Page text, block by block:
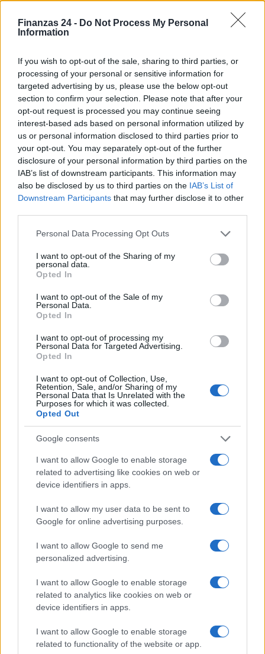
Finanzas 24 - Do Not Process My Personal
Information
If you wish to opt-out of the sale, sharing to third parties, or
processing of your personal or sensitive information for
targeted advertising by us, please use the below opt-out
section to confirm your selection. Please note that after your
opt-out request is processed you may continue seeing
interest-based ads based on personal information utilized by
us or personal information disclosed to third parties prior to
your opt-out. You may separately opt-out of the further
disclosure of your personal information by third parties on the
IAB’s list of downstream participants. This information may
also be disclosed by us to third parties on the IAB’s List of
Downstream Participants that may further disclose it to other
Please note that this website/app uses one or more Google
not limited to your visit or usage behaviour. You may click to
grant or deny consent to Google and its third-party tags to
use your data for below specified purposes in below Google
consent section.
Personal Data Processing Opt Outs
I want to opt-out of the Sharing of my
personal data.
Opted In
I want to opt-out of the Sale of my
Personal Data.
Opted In
I want to opt-out of processing my
Personal Data for Targeted Advertising.
Opted In
I want to opt-out of Collection, Use,
Retention, Sale, and/or Sharing of my
Personal Data that Is Unrelated with the
Purposes for which it was collected.
Opted Out
Google consents
I want to allow Google to enable storage
related to advertising like cookies on web or
device identifiers in apps.
I want to allow my user data to be sent to
Google for online advertising purposes.
I want to allow Google to send me
personalized advertising.
I want to allow Google to enable storage
related to analytics like cookies on web or
device identifiers in apps.
I want to allow Google to enable storage
related to functionality of the website or app.
Edgar Gilberto Fabris Contreras capturado por fraude de 621
mil dólares en inversiones digitales
Diego Martín · 7 Ago 2026
Criptomonedas en 2026: análisis de su evolución y perspectivas
futuras
Diego Martín · 7 Ago 2026
FINANZAS
Cómo gestionar tus finanzas con el método 50/30/20 y más